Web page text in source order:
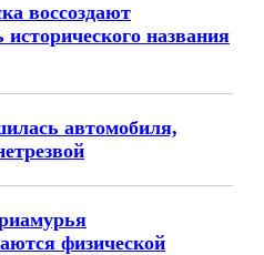
воссоздают
названия
автомобиля,
физической